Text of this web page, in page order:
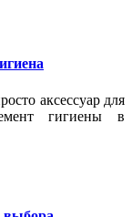
аксессуар для
гигиены в